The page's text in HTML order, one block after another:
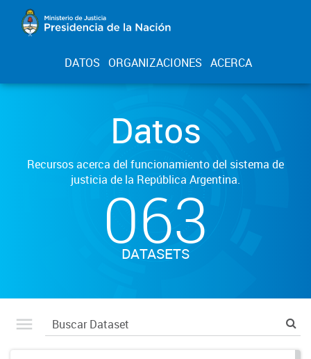
DATOS ORGANIZACIONES ACERCA
Datos
Recursos acerca del funcionamiento del sistema de
justicia de la República Argentina.
063
DATASETS